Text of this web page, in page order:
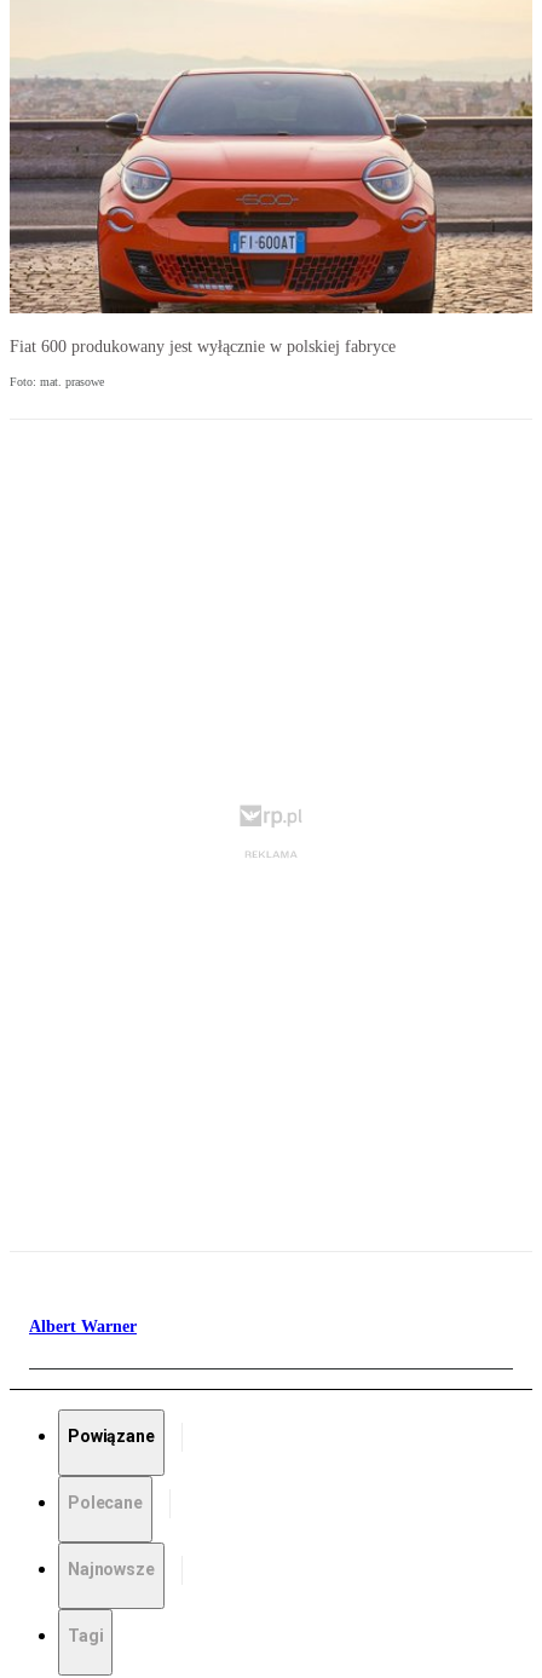
Fiat 600 produkowany jest wyłącznie w polskiej fabryce
Foto: mat. prasowe
Albert Warner
Powiązane
Polecane
Najnowsze
Tagi